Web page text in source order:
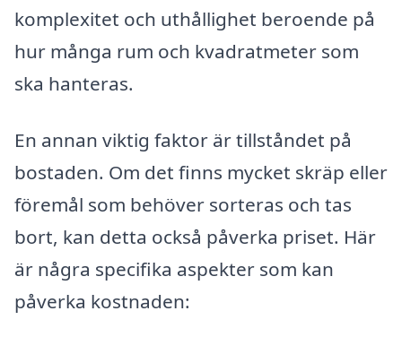
komplexitet och uthållighet beroende på
hur många rum och kvadratmeter som
ska hanteras.
En annan viktig faktor är tillståndet på
bostaden. Om det finns mycket skräp eller
föremål som behöver sorteras och tas
bort, kan detta också påverka priset. Här
är några specifika aspekter som kan
påverka kostnaden: